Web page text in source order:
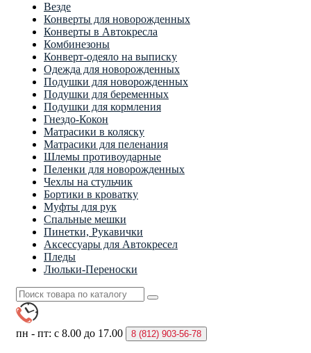
Везде
Конверты для новорожденных
Конверты в Автокресла
Комбинезоны
Конверт-одеяло на выписку
Одежда для новорожденных
Подушки для новорожденных
Подушки для беременных
Подушки для кормления
Гнездо-Кокон
Матрасики в коляску
Матрасики для пеленания
Шлемы противоударные
Пеленки для новорожденных
Чехлы на стульчик
Бортики в кроватку
Муфты для рук
Спальные мешки
Пинетки, Рукавички
Аксессуары для Автокресел
Пледы
Люльки-Переноски
пн - пт: с 8.00 до 17.00 8 (812) 903-56-78